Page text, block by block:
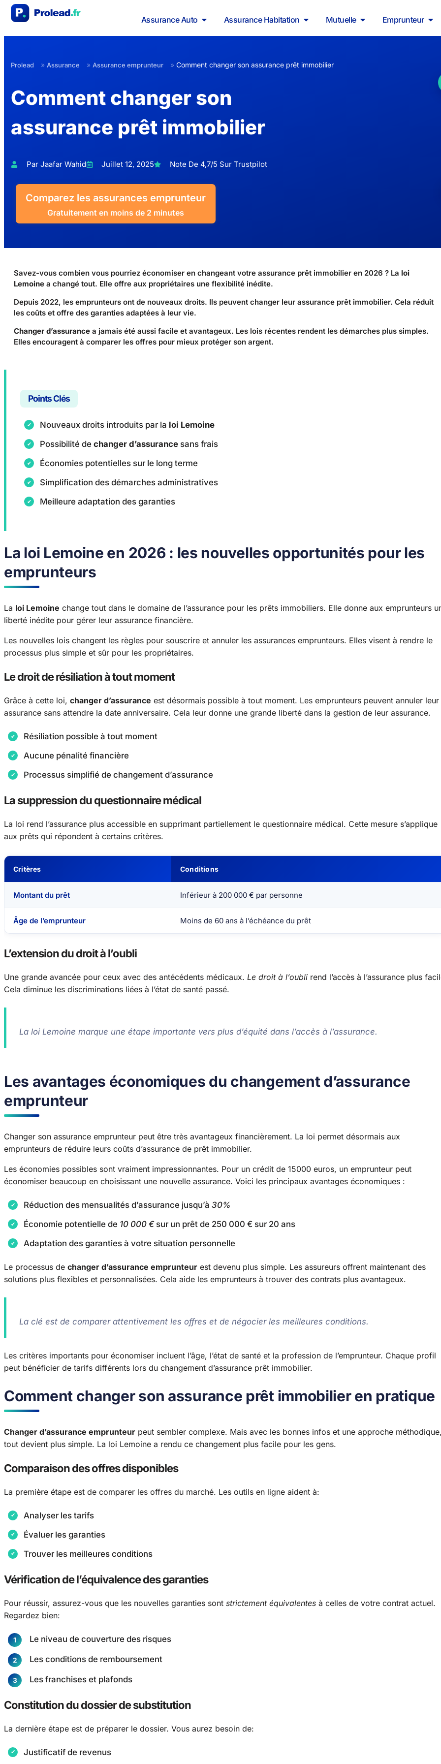
Assurance Auto Assurance Habitation Mutuelle Emprunteur
Prolead » Assurance » Assurance emprunteur » Comment changer son assurance prêt immobilier
Comment changer son
assurance prêt immobilier
Par Jaafar Wahid Juillet 12, 2025 Note De 4,7/5 Sur Trustpilot
Comparez les assurances emprunteur
Gratuitement en moins de 2 minutes
Savez-vous combien vous pourriez économiser en changeant votre assurance prêt immobilier en 2026 ? La loi
Lemoine a changé tout. Elle offre aux propriétaires une flexibilité inédite.
Depuis 2022, les emprunteurs ont de nouveaux droits. Ils peuvent changer leur assurance prêt immobilier. Cela réduit
les coûts et offre des garanties adaptées à leur vie.
Changer d’assurance a jamais été aussi facile et avantageux. Les lois récentes rendent les démarches plus simples.
Elles encouragent à comparer les offres pour mieux protéger son argent.
Points Clés
Nouveaux droits introduits par la loi Lemoine
Possibilité de changer d’assurance sans frais
Économies potentielles sur le long terme
Simplification des démarches administratives
Meilleure adaptation des garanties
La loi Lemoine en 2026 : les nouvelles opportunités pour les
emprunteurs
La loi Lemoine change tout dans le domaine de l’assurance pour les prêts immobiliers. Elle donne aux emprunteurs
liberté inédite pour gérer leur assurance financière.
Les nouvelles lois changent les règles pour souscrire et annuler les assurances emprunteurs. Elles visent à rendre le
processus plus simple et sûr pour les propriétaires.
Le droit de résiliation à tout moment
Grâce à cette loi, changer d’assurance est désormais possible à tout moment. Les emprunteurs peuvent annuler leur
assurance sans attendre la date anniversaire. Cela leur donne une grande liberté dans la gestion de leur assurance.
Résiliation possible à tout moment
Aucune pénalité financière
Processus simplifié de changement d’assurance
La suppression du questionnaire médical
La loi rend l’assurance plus accessible en supprimant partiellement le questionnaire médical. Cette mesure s’applique
aux prêts qui répondent à certains critères.
Critères Conditions
Montant du prêt Inférieur à 200 000 € par personne
Âge de l’emprunteur Moins de 60 ans à l’échéance du prêt
L’extension du droit à l’oubli
Une grande avancée pour ceux avec des antécédents médicaux. Le droit à l’oubli rend l’accès à l’assurance plus
Cela diminue les discriminations liées à l’état de santé passé.
La loi Lemoine marque une étape importante vers plus d’équité dans l’accès à l’assurance.
Les avantages économiques du changement d’assurance
emprunteur
Changer son assurance emprunteur peut être très avantageux financièrement. La loi permet désormais aux
emprunteurs de réduire leurs coûts d’assurance de prêt immobilier.
Les économies possibles sont vraiment impressionnantes. Pour un crédit de 15000 euros, un emprunteur peut
économiser beaucoup en choisissant une nouvelle assurance. Voici les principaux avantages économiques :
Réduction des mensualités d’assurance jusqu’à 30%
Économie potentielle de 10 000 €sur un prêt de 250 000 € sur 20 ans
Adaptation des garanties à votre situation personnelle
Le processus de changer d’assurance emprunteur est devenu plus simple. Les assureurs offrent maintenant des
solutions plus flexibles et personnalisées. Cela aide les emprunteurs à trouver des contrats plus avantageux.
La clé est de comparer attentivement les offres et de négocier les meilleures conditions.
Les critères importants pour économiser incluent l’âge, l’état de santé et la profession de l’emprunteur. Chaque profil
peut bénéficier de tarifs différents lors du changement d’assurance prêt immobilier.
Comment changer son assurance prêt immobilier en pratique
Changer d’assurance emprunteur peut sembler complexe. Mais avec les bonnes infos et une approche
tout devient plus simple. La loi Lemoine a rendu ce changement plus facile pour les gens.
Comparaison des offres disponibles
La première étape est de comparer les offres du marché. Les outils en ligne aident à:
Analyser les tarifs
Évaluer les garanties
Trouver les meilleures conditions
Vérification de l’équivalence des garanties
Pour réussir, assurez-vous que les nouvelles garanties sont strictement équivalentes à celles de votre contrat actuel.
Regardez bien:
Le niveau de couverture des risques
Les conditions de remboursement
Les franchises et plafonds
Constitution du dossier de substitution
La dernière étape est de préparer le dossier. Vous aurez besoin de:
Justificatif de revenus